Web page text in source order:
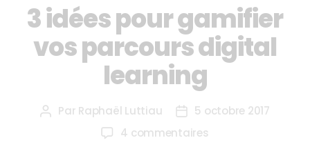
3 idées pour gamifier
vos parcours digital
learning
Par Raphaël Luttiau
5 octobre 2017
4 commentaires